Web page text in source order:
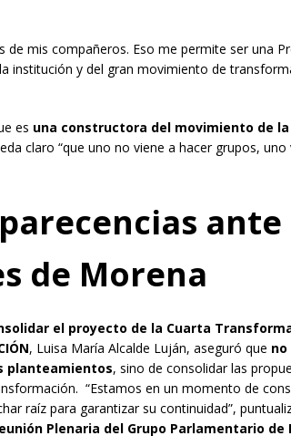
de mis compañeros. Eso me permite ser una
institución y del gran movimiento de
es una constructora del movimiento de
claro “que uno no viene a hacer grupos, uno
ante
de Morena
el proyecto de la Cuarta
, Luisa María Alcalde Luján, aseguró que
planteamientos, sino de consolidar las
“Estamos en un momento de
raíz para garantizar su continuidad”,
Plenaria del Grupo Parlamentario de